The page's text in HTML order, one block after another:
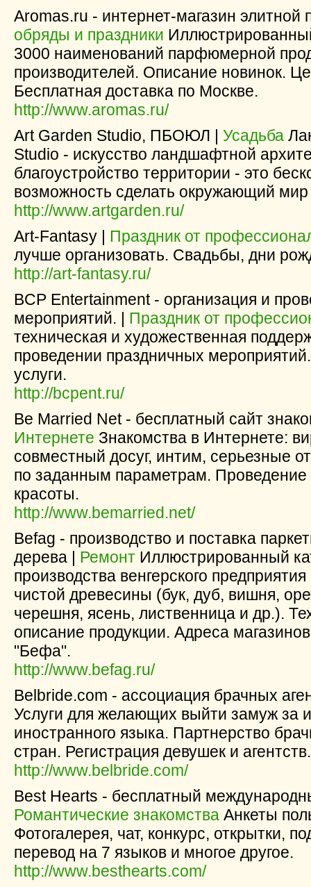
Aromas.ru - интернет-магазин
обряды и праздники
3000 наименований парфюмерной
производителей. Описание новинок.
Бесплатная доставка по Москве.
http://www.aromas.ru/
Art Garden Studio, ПБОЮЛ | Усадьба
Studio - искусство ландшафтной
благоустройство территории - это
возможность сделать окружающий
http://www.artgarden.ru/
Art-Fantasy | Праздник от
лучше организовать. Свадьбы, дни
http://art-fantasy.ru/
BCP Entertainment - организация и
мероприятий. | Праздник от
техническая и художественная
проведении праздничных
услуги.
http://bcpent.ru/
Be Married Net - бесплатный сайт
Интернете Знакомства в Интернете:
совместный досуг, интим, серьезные
по заданным параметрам. Проведение
красоты.
http://www.bemarried.net/
Befag - производство и поставка
дерева | Ремонт Иллюстрированный
производства венгерского
чистой древесины (бук, дуб, вишня,
черешня, ясень, лиственница и др.).
описание продукции. Адреса
"Бефа".
http://www.befag.ru/
Belbride.com - ассоциация брачных
Услуги для желающих выйти замуж за
иностранного языка. Партнерство
стран. Регистрация девушек и агентств.
http://www.belbride.com/
Best Hearts - бесплатный
Романтические знакомства Анкеты
Фотогалерея, чат, конкурс, открытки,
перевод на 7 языков и многое другое.
http://www.besthearts.com/